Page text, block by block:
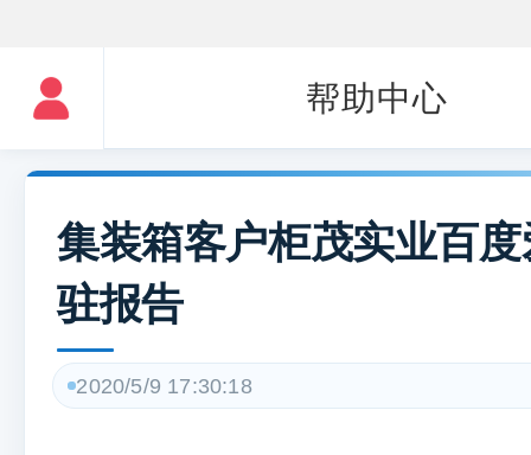
帮助中心
集装箱客户柜茂实业百
驻报告
2020/5/9 17:30:18